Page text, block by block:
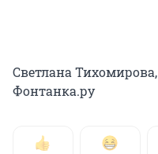
Светлана Тихомирова,
Фонтанка.ру